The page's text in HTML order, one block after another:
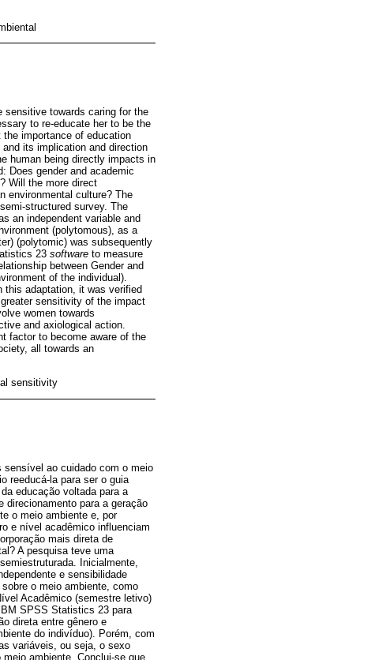
sensitive towards caring for the
to re-educate her to be the
importance of education
its implication and direction
human being directly impacts in
Does gender and academic
Will the more direct
environmental culture? The
structured survey. The
an independent variable and
(polytomous), as a
(polytomic) was subsequently
23 software to measure
between Gender and
of the individual).
this adaptation, it was verified
sensitivity of the impact
women towards
and axiological action.
factor to become aware of the
all towards an
sensitivity
sensível ao cuidado com o meio
reeducá-la para ser o guia
educação voltada para a
direcionamento para a geração
o meio ambiente e, por
e nível acadêmico influenciam
mais direta de
A pesquisa teve uma
Inicialmente,
e sensibilidade
o meio ambiente, como
Acadêmico (semestre letivo)
SPSS Statistics 23 para
direta entre gênero e
do indivíduo). Porém, com
variáveis, ou seja, o sexo
ambiente. Conclui-se que